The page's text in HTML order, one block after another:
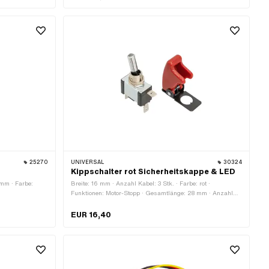
6.2 mm ·
25270
· Farbe:
UNIVERSAL 30324
Kippschalter rot Sicherheitskappe & LED
Breite: 16 mm · Anzahl Kabel: 3 Stk. · Farbe: rot ·
Funktionen: Motor-Stopp · Gesamtlänge: 28 mm · Anzahl
mm
EUR 16,40